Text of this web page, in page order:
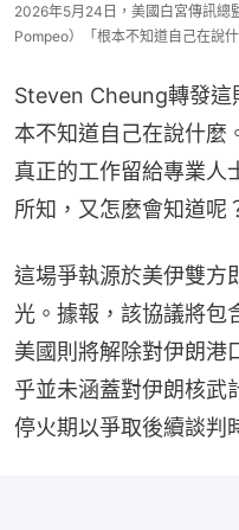
2026年5月24日，美國白宮傳訊
Pompeo）「根本不知道自己在說
Steven Cheung轉發這
本不知道自己在說什麼
真正的工作留給專業人
所知，又怎麼會知道呢
這場爭執源於美伊雙方
光。據報，該協議將包
美國則將解除對伊朗港
乎並未涵蓋對伊朗核武
停火期以爭取後續談判